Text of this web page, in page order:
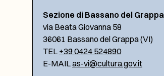
Sezione di Bassano del Grappa
via Beata Giovanna 58
36061 Bassano del Grappa (VI)
TEL +39 0424 524890
E-MAILas-vi@cultura.gov.it